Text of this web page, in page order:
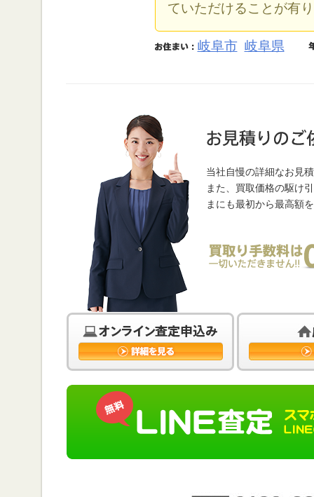
ていただけることが有
岐阜市 岐阜県
当社自慢の詳細なお見
また、買取価格の駆け
まにも最初から最高額